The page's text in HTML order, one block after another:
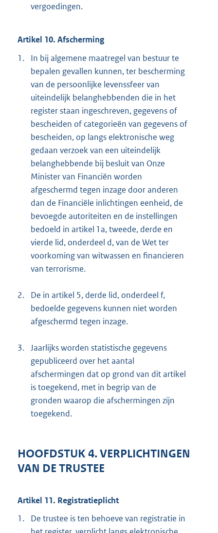
vergoedingen.
Artikel 10. Afscherming
1.
In bij algemene maatregel van bestuur te
bepalen gevallen kunnen, ter bescherming
van de persoonlijke levenssfeer van
uiteindelijk belanghebbenden die in het
register staan ingeschreven, gegevens of
bescheiden of categorieën van gegevens of
bescheiden, op langs elektronische weg
gedaan verzoek van een uiteindelijk
belanghebbende bij besluit van Onze
Minister van Financiën worden
afgeschermd tegen inzage door anderen
dan de Financiële inlichtingen eenheid, de
bevoegde autoriteiten en de instellingen
bedoeld in artikel 1a, tweede, derde en
vierde lid, onderdeel d, van de Wet ter
voorkoming van witwassen en financieren
van terrorisme.
2.
De in artikel 5, derde lid, onderdeel f,
bedoelde gegevens kunnen niet worden
afgeschermd tegen inzage.
3. Jaarlijks worden statistische gegevens
gepubliceerd over het aantal
afschermingen dat op grond van dit artikel
is toegekend, met in begrip van de
gronden waarop die afschermingen zijn
toegekend.
HOOFDSTUK 4. VERPLICHTINGEN
VAN DE TRUSTEE
Artikel 11. Registratieplicht
1.
De trustee is ten behoeve van registratie in